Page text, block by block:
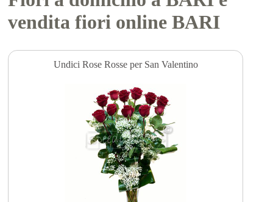
vendita fiori online BARI
Undici Rose Rosse per San Valentino